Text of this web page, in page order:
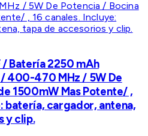
Batería 2250 mAh
400-470 MHz / 5W De
1500mW Mas Potente/ ,
batería, cargador, antena,
y clip.